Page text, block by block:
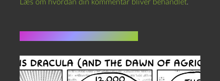
Læs om hvordan din kommentar bliver behandlet.